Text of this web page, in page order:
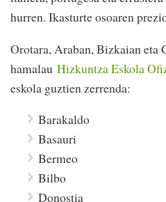
hurren. Ikasturte osoaren
Orotara, Araban, Bizkaian eta
hamalau Hizkuntza Eskola
eskola guztien zerrenda:
Barakaldo
Basauri
Bermeo
Bilbo
Donostia